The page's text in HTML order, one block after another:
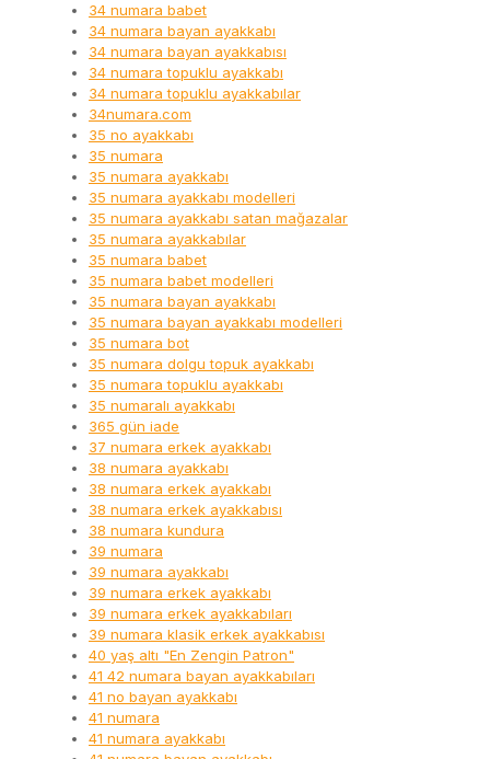
34 numara babet
34 numara bayan ayakkabı
34 numara bayan ayakkabısı
34 numara topuklu ayakkabı
34 numara topuklu ayakkabılar
34numara.com
35 no ayakkabı
35 numara
35 numara ayakkabı
35 numara ayakkabı modelleri
35 numara ayakkabı satan mağazalar
35 numara ayakkabılar
35 numara babet
35 numara babet modelleri
35 numara bayan ayakkabı
35 numara bayan ayakkabı modelleri
35 numara bot
35 numara dolgu topuk ayakkabı
35 numara topuklu ayakkabı
35 numaralı ayakkabı
365 gün iade
37 numara erkek ayakkabı
38 numara ayakkabı
38 numara erkek ayakkabı
38 numara erkek ayakkabısı
38 numara kundura
39 numara
39 numara ayakkabı
39 numara erkek ayakkabı
39 numara erkek ayakkabıları
39 numara klasik erkek ayakkabısı
40 yaş altı "En Zengin Patron"
41 42 numara bayan ayakkabıları
41 no bayan ayakkabı
41 numara
41 numara ayakkabı